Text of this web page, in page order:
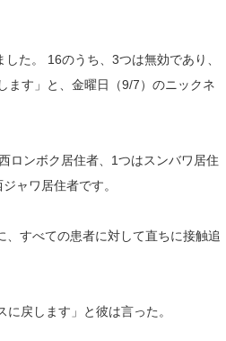
た。 16のうち、3つは無効であり、
ます」と、金曜日（9/7）のニックネ
ロンボク居住者、1つはスンバワ居住
ャワ居住者です。
すべての患者に対して直ちに接触追
戻します」と彼は言った。